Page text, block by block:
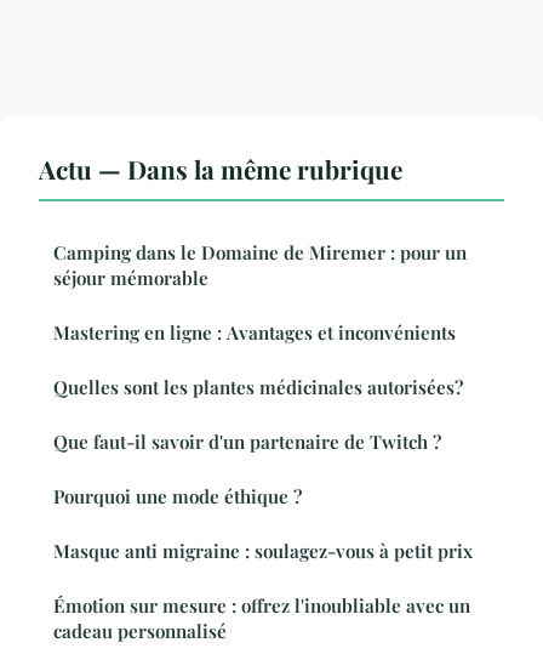
Actu — Dans la même rubrique
Camping dans le Domaine de Miremer : pour un
séjour mémorable
Mastering en ligne : Avantages et inconvénients
Quelles sont les plantes médicinales autorisées?
Que faut-il savoir d'un partenaire de Twitch ?
Pourquoi une mode éthique ?
Masque anti migraine : soulagez-vous à petit prix
Émotion sur mesure : offrez l'inoubliable avec un
cadeau personnalisé